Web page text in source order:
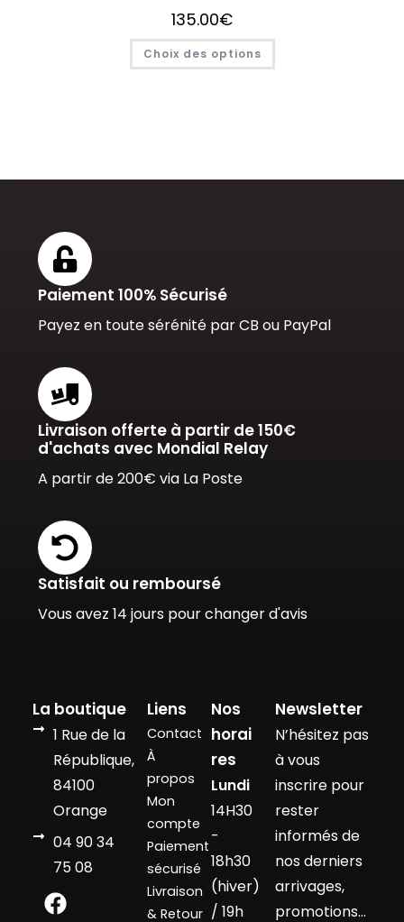
135.00€
Choix des options
Paiement 100% Sécurisé
Payez en toute sérénité par CB ou PayPal
Livraison offerte à partir de 150€
d'achats avec Mondial Relay
A partir de 200€ via La Poste
Satisfait ou remboursé
Vous avez 14 jours pour changer d'avis
La boutique
1 Rue de la
République,
84100
Orange
04 90 34
75 08
Liens
Contact
À
propos
Mon
compte
Paiement
sécurisé
Livraison
& Retour
Nos
horai
res
Lundi
14H30
-
18h30
(hiver)
/ 19h
Newsletter
N’hésitez pas
à vous
inscrire pour
rester
informés de
nos derniers
arrivages,
promotions…